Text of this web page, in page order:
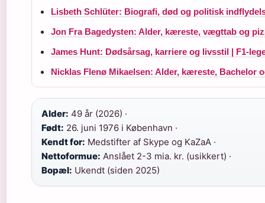
Lisbeth Schlüter: Biografi, død og politisk
Jon Fra Bagedysten: Alder, kæreste, vægttab og
James Hunt: Dødsårsag, karriere og livsstil | F1-
Nicklas Flenø Mikaelsen: Alder, kæreste, Bachelor
Alder: 49 år (2026) ·
Født: 26. juni 1976 i København ·
Kendt for: Medstifter af Skype og KaZaA ·
Nettoformue: Anslået 2-3 mia. kr. (usikkert) ·
Bopæl: Ukendt (siden 2025)